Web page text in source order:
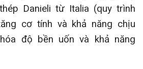
Danieli từ Italia (quy trình
cơ tính và khả năng chịu
độ bền uốn và khả năng